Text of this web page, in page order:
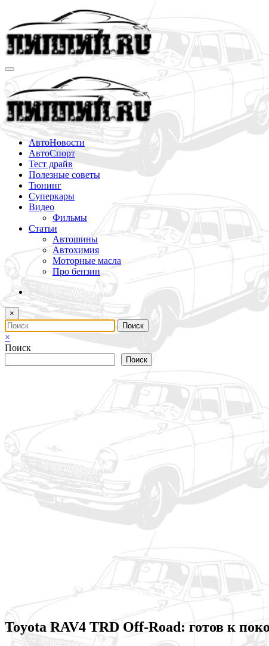
содержимому
АвтоНовости
АвтоСпорт
Тест драйв
Полезные советы
Тюнинг
Суперкары
Видео
Фильмы
Статьи
Автошины
Автохимия
Моторные масла
Про бензин
×
×
Поиск
Поиск
Toyota RAV4 TRD Off-Road: готов к